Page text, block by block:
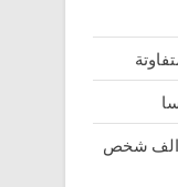
فضيحة في قضية لربح أكثر من 32الف شخص